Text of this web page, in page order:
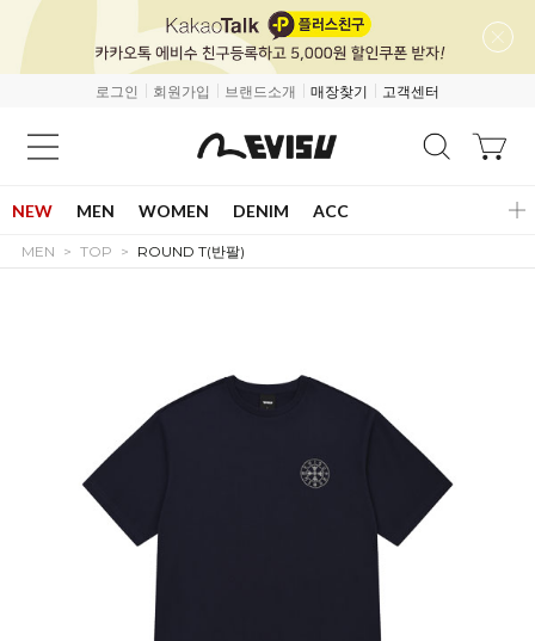
로그인 회원가입 브랜드소개 매장찾기 고객센터
NEW MEN WOMEN DENIM ACC
MEN TOP ROUND T(반팔)